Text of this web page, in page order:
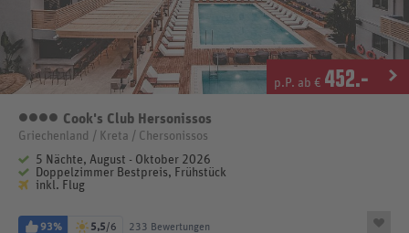
p.P. ab € 452.-
4 Sterne
Cook's Club Hersonissos
Griechenland / Kreta / Chersonissos
5 Nächte, August - Oktober 2026
Doppelzimmer Bestpreis, Frühstück
inkl. Flug
93% 5,5/6 233 Bewertungen